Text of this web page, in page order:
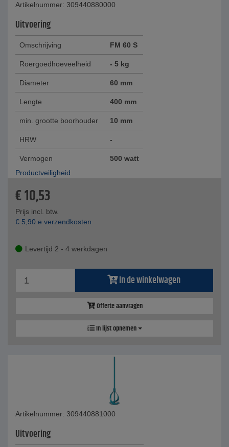
Artikelnummer: 309440880000
Uitvoering
Omschrijving FM 60 S
Roergoedhoeveelheid - 5 kg
Diameter 60 mm
Lengte 400 mm
min. grootte boorhouder 10 mm
HRW -
Vermogen
500 watt
Productveiligheid
€10,53
Prijs incl. btw.
€ 5,90 e verzendkosten
Levertijd 2 - 4 werkdagen
In de winkelwagen
Offerte aanvragen
In lijst opnemen
Artikelnummer: 309440881000
Uitvoering